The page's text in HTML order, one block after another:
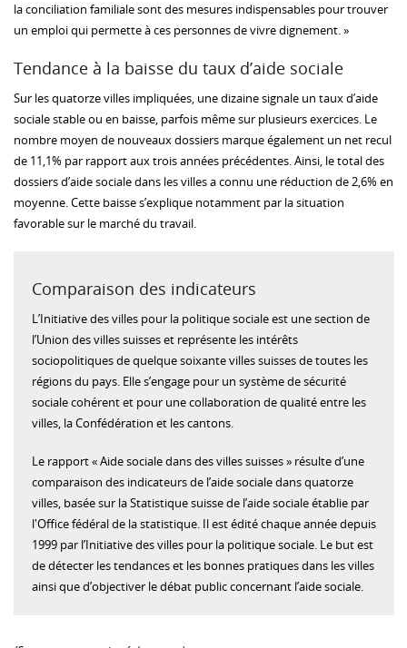
la conciliation familiale sont des mesures indispensables pour trouver
un emploi qui permette à ces personnes de vivre dignement. »
Tendance à la baisse du taux d’aide sociale
Sur les quatorze villes impliquées, une dizaine signale un taux d’aide
sociale stable ou en baisse, parfois même sur plusieurs exercices. Le
nombre moyen de nouveaux dossiers marque également un net recul
de 11,1% par rapport aux trois années précédentes. Ainsi, le total des
dossiers d’aide sociale dans les villes a connu une réduction de 2,6% en
moyenne. Cette baisse s’explique notamment par la situation
favorable sur le marché du travail.
Comparaison des indicateurs
L’Initiative des villes pour la politique sociale est une section de
l’Union des villes suisses et représente les intérêts
sociopolitiques de quelque soixante villes suisses de toutes les
régions du pays. Elle s’engage pour un système de sécurité
sociale cohérent et pour une collaboration de qualité entre les
villes, la Confédération et les cantons.
Le rapport « Aide sociale dans des villes suisses » résulte d’une
comparaison des indicateurs de l’aide sociale dans quatorze
villes, basée sur la Statistique suisse de l’aide sociale établie par
l'Office fédéral de la statistique. Il est édité chaque année depuis
1999 par l’Initiative des villes pour la politique sociale. Le but est
de détecter les tendances et les bonnes pratiques dans les villes
ainsi que d’objectiver le débat public concernant l’aide sociale.